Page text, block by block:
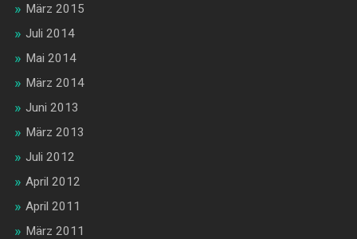
März 2015
Juli 2014
Mai 2014
März 2014
Juni 2013
März 2013
Juli 2012
April 2012
April 2011
März 2011